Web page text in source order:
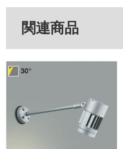
関連商品